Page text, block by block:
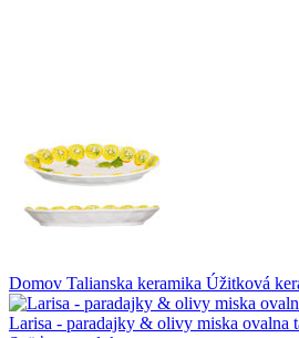
Domov Talianska keramika Úžitková
Larisa - paradajky & olivy miska ovalna